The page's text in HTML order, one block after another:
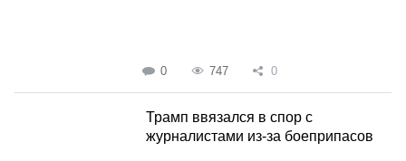
0 747 0
Трамп ввязался в спор с
журналистами из-за боеприпасов